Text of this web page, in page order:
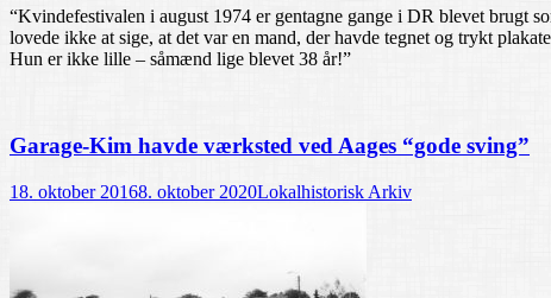
“Kvindefestivalen i august 1974 er gentagne gange i DR blevet brugt
lovede ikke at sige, at det var en mand, der havde tegnet og trykt
Hun er ikke lille – såmænd lige blevet 38 år!”
Garage-Kim havde værksted ved Aages “gode sving”
18. oktober 20168. oktober 2020Lokalhistorisk Arkiv